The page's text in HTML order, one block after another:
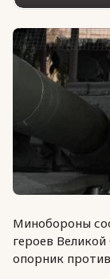
Минобороны
героев
опорник